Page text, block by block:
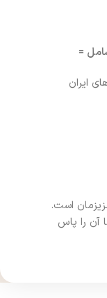
=
ایران
است.
آن را پاس